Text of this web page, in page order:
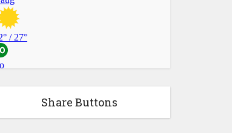
Share Buttons